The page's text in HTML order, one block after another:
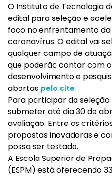
O Instituto de Tecnologia
edital para seleção e
foco no enfrentamento
coronavírus. O edital vai
qualquer campo de
que poderão contar com
desenvolvimento e
abertas pelo site.
Para participar da
submeter até dia 30 de
avaliação. Entre os
propostas inovadoras e
possa ser testado.
A Escola Superior de
(ESPM) está oferecendo